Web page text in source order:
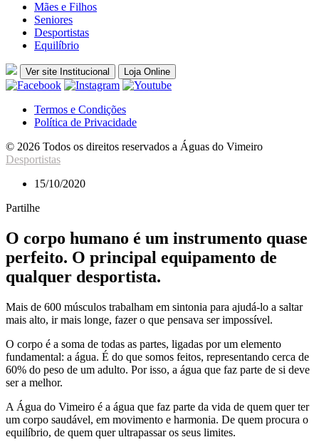
Mães e Filhos
Seniores
Desportistas
Equilíbrio
Ver site Institucional Loja Online
Termos e Condições
Política de Privacidade
© 2026 Todos os direitos reservados a Águas do Vimeiro
Desportistas
15/10/2020
Partilhe
O corpo humano é um instrumento quase
perfeito. O principal equipamento de
qualquer desportista.
Mais de 600 músculos trabalham em sintonia para ajudá-lo a saltar
mais alto, ir mais longe, fazer o que pensava ser impossível.
O corpo é a soma de todas as partes, ligadas por um elemento
fundamental: a água. É do que somos feitos, representando cerca de
60% do peso de um adulto. Por isso, a água que faz parte de si deve
ser a melhor.
A Água do Vimeiro é a água que faz parte da vida de quem quer ter
um corpo saudável, em movimento e harmonia. De quem procura o
equilíbrio, de quem quer ultrapassar os seus limites.